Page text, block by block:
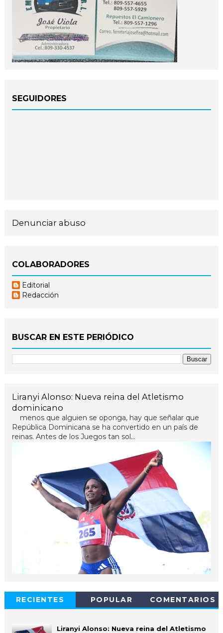
SEGUIDORES
Denunciar abuso
COLABORADORES
Editorial
Redacción
BUSCAR EN ESTE PERIÓDICO
Liranyi Alonso: Nueva reina del Atletismo
dominicano
menos que alguien se oponga, hay que señalar que
República Dominicana se ha convertido en un país de
reinas. Antes de los Juegos tan sol...
RECIENTES POPULAR COMENTARIOS
Liranyi Alonso: Nueva reina del Atletismo